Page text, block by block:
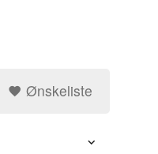
Ønskeliste